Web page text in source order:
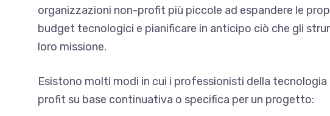
organizzazioni non-profit più piccole ad espandere le
budget tecnologici e pianificare in anticipo ciò che gli
loro missione.
Esistono molti modi in cui i professionisti della
profit su base continuativa o specifica per un progetto: